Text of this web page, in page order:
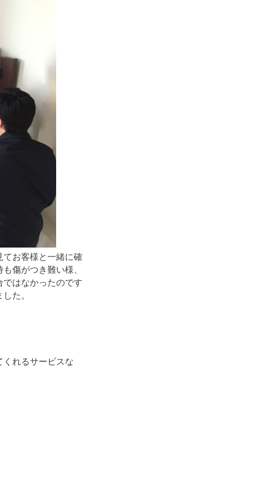
てお客様と一緒に確
傷がつき難い様、
はなかったのです
た。
くれるサービスな